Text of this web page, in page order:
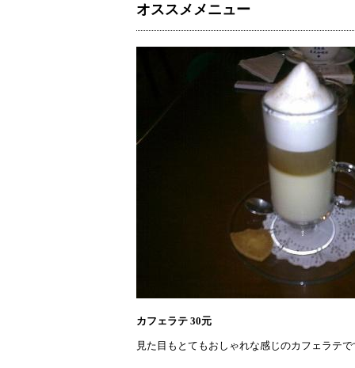
オススメメニュー
カフェラテ 30元
見た目もとてもおしゃれな感じのカフェラテで